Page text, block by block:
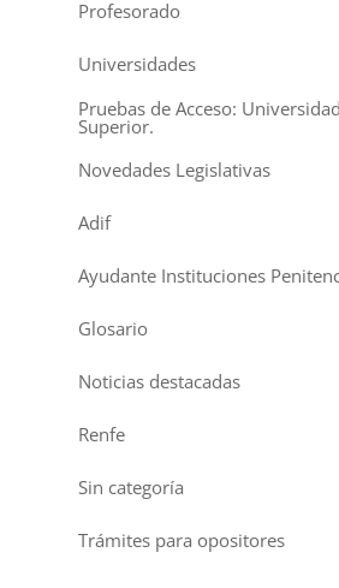
Profesorado
Universidades
Pruebas de Acceso:
Superior.
Novedades Legislativas
Adif
Ayudante Instituciones
Glosario
Noticias destacadas
Renfe
Sin categoría
Trámites para opositores